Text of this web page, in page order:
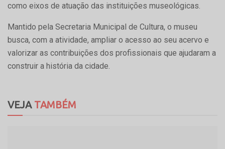
como eixos de atuação das instituições museológicas.
Mantido pela Secretaria Municipal de Cultura, o museu
busca, com a atividade, ampliar o acesso ao seu acervo e
valorizar as contribuições dos profissionais que ajudaram a
construir a história da cidade.
VEJATAMBÉM